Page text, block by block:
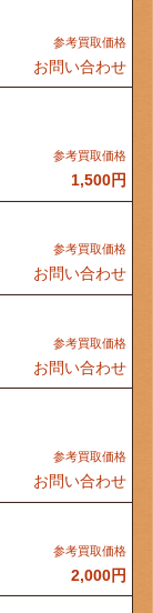
お問い合わせ
1,500円
お問い合わせ
お問い合わせ
お問い合わせ
2,000円